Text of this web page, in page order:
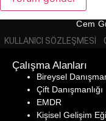
Cem
KULLANICI SÖZLEŞMESI
Çalışma Alanları
Bireysel
Çift Danışmanlığı
EMDR
Kişisel Gelişim